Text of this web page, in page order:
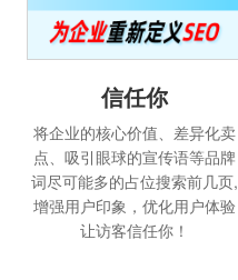
信任你
将企业的核心价值、差异化卖
点、吸引眼球的宣传语等品牌
词尽可能多的占位搜索前几页,
增强用户印象，优化用户体验
让访客信任你！